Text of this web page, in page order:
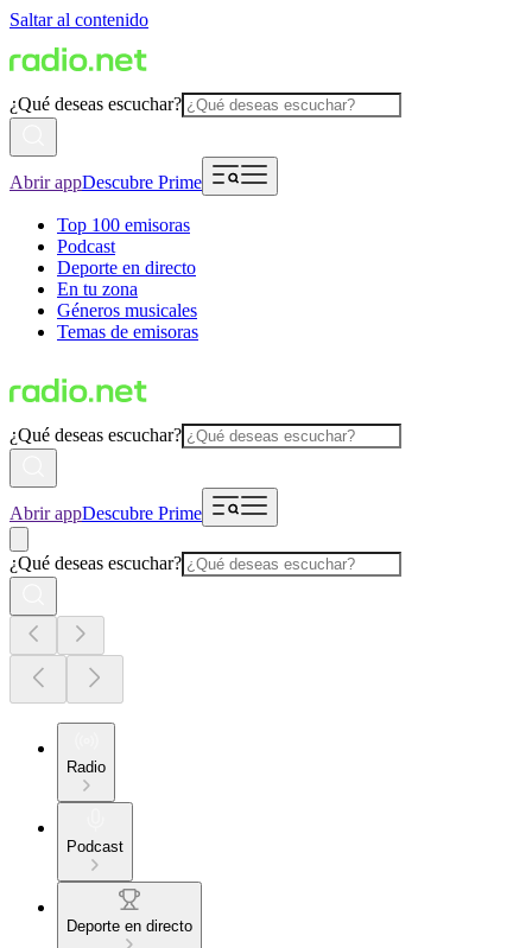
Saltar al contenido
¿Qué deseas escuchar?
Abrir appDescubre Prime
Top 100 emisoras
Podcast
Deporte en directo
En tu zona
Géneros musicales
Temas de emisoras
¿Qué deseas escuchar?
Abrir appDescubre Prime
¿Qué deseas escuchar?
Radio
Podcast
Deporte en directo